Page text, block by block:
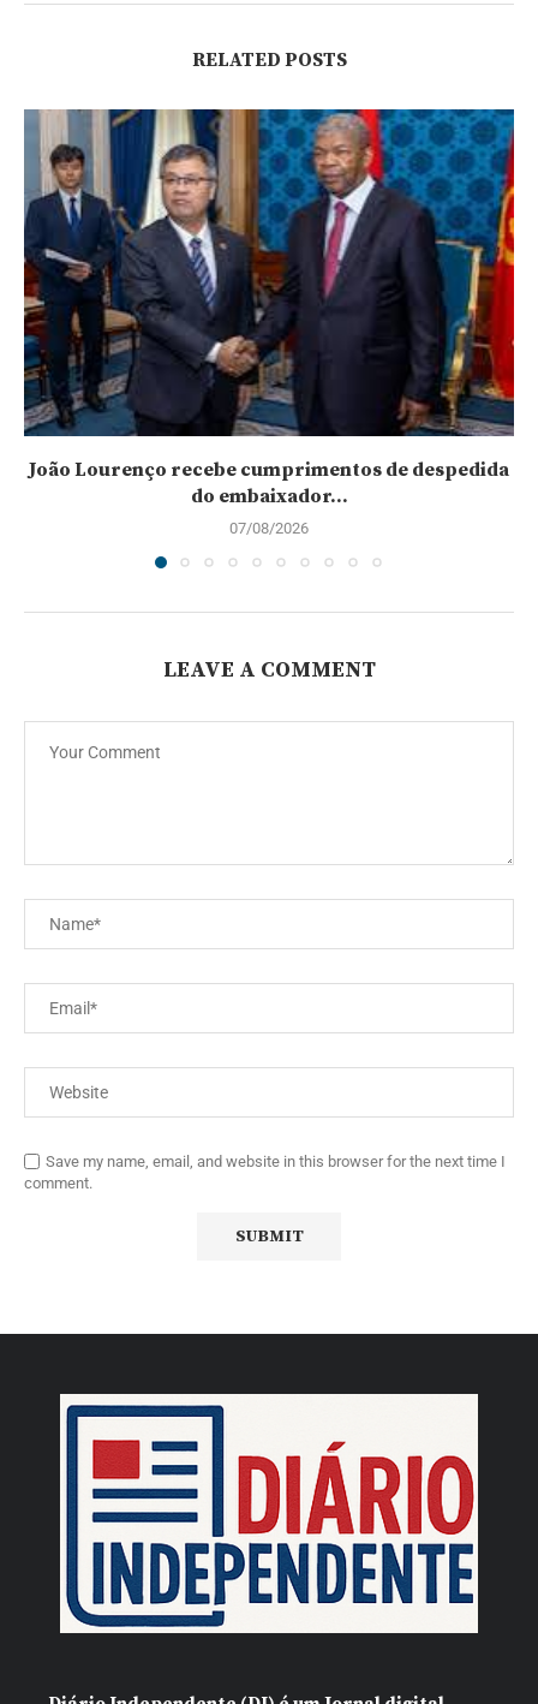
RELATED POSTS
João Lourenço recebe cumprimentos de despedida
do embaixador...
07/08/2026
LEAVE A COMMENT
Save my name, email, and website in this browser for the next time I
comment.